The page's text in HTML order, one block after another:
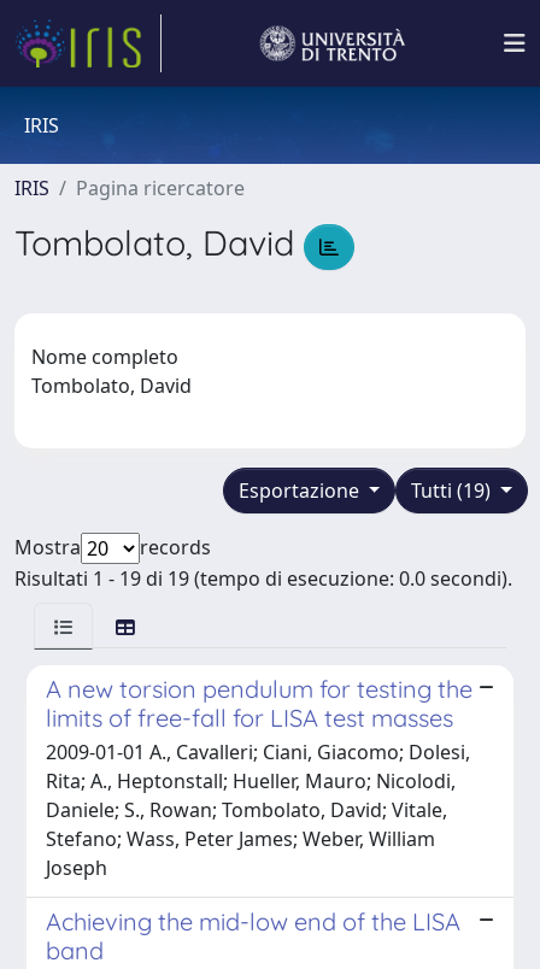
IRIS
IRIS Pagina ricercatore
Tombolato, David
Nome completo
Tombolato, David
Tutti (19)
Esportazione
Mostra
records
Risultati 1 - 19 di 19 (tempo di esecuzione: 0.0 secondi).
A new torsion pendulum for testing the
limits of free-fall for LISA test masses
2009-01-01 A., Cavalleri; Ciani, Giacomo; Dolesi,
Rita; A., Heptonstall; Hueller, Mauro; Nicolodi,
Daniele; S., Rowan; Tombolato, David; Vitale,
Stefano; Wass, Peter James; Weber, William
Joseph
Achieving the mid-low end of the LISA
band